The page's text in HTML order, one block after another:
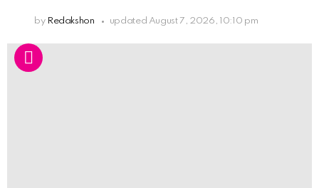
by Redakshon updated August 7, 2026, 10:10 pm